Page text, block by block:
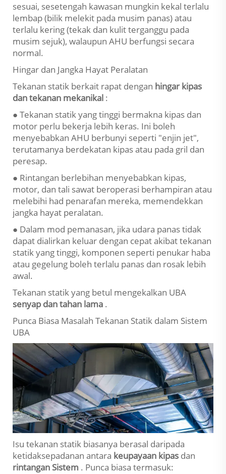
sesuai, sesetengah kawasan mungkin kekal terlalu
lembap (bilik melekit pada musim panas) atau
terlalu kering (tekak dan kulit terganggu pada
musim sejuk), walaupun AHU berfungsi secara
normal.
Hingar dan Jangka Hayat Peralatan
Tekanan statik berkait rapat dengan hingar kipas
dan tekanan mekanikal :
● Tekanan statik yang tinggi bermakna kipas dan
motor perlu bekerja lebih keras. Ini boleh
menyebabkan AHU berbunyi seperti "enjin jet",
terutamanya berdekatan kipas atau pada gril dan
peresap.
● Rintangan berlebihan menyebabkan kipas,
motor, dan tali sawat beroperasi berhampiran atau
melebihi had penarafan mereka, memendekkan
jangka hayat peralatan.
● Dalam mod pemanasan, jika udara panas tidak
dapat dialirkan keluar dengan cepat akibat tekanan
statik yang tinggi, komponen seperti penukar haba
atau gegelung boleh terlalu panas dan rosak lebih
awal.
Tekanan statik yang betul mengekalkan UBA
senyap dan tahan lama .
Punca Biasa Masalah Tekanan Statik dalam Sistem
UBA
Isu tekanan statik biasanya berasal daripada
ketidaksepadanan antara keupayaan kipas dan
rintangan Sistem . Punca biasa termasuk: